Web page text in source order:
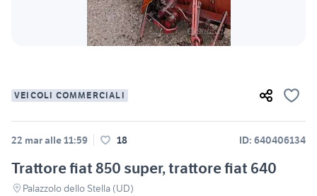
VEICOLI COMMERCIALI
22 mar alle 11:59 18 ID: 640406134
Trattore fiat 850 super, trattore fiat 640
Palazzolo dello Stella (UD)